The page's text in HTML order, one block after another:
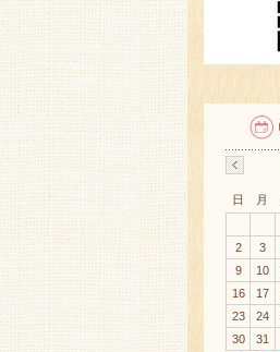
日 月
2
3
9
10
16
17
23
24
30
31